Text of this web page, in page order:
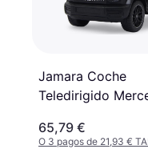
Jamara Coche
Teledirigido
1:14
65,79 €
O 3 pagos de 21,93 €